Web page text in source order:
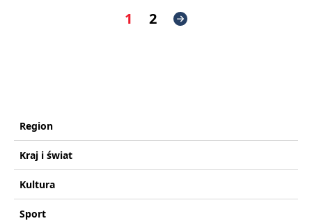
1 2
Region
Kraj i świat
Kultura
Sport